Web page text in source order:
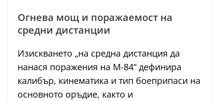
Огнева мощ и поражаемост на
средни дистанции
Изискването „на средна дистанция да
нанася поражения на М-84“ дефинира
калибър, кинематика и тип боеприпаси на
основното оръдие, както и